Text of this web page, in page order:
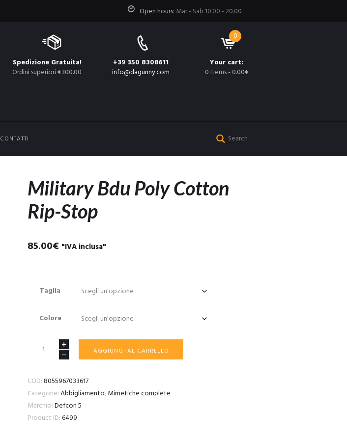
Open hours: Mar - Sab 10.00 - 20.00
Spedizione Gratuita!
Ordini superiori €300.00
+39 350 8308611
info@dagunny.com
0
Your cart:
0 Items- 0.00€
CONTATTI
Military Bdu Poly Cotton
Rip-Stop
85.00€ "IVA inclusa"
Taglia
Colore
Military
Cotton
Rip-
Stop
quantità
AGGIUNGI AL CARRELLO
COD:8055967033617
Categorie:Abbigliamento,Mimetiche complete
Marchio:Defcon 5
Product ID:6499